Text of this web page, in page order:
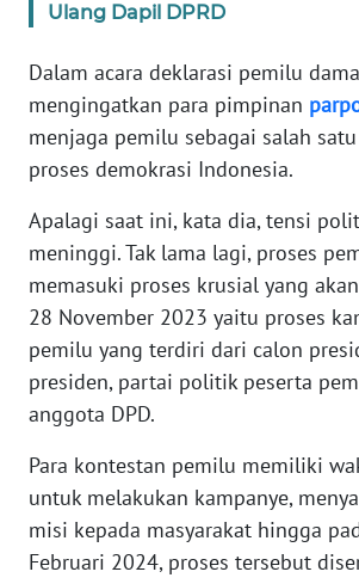
Ulang Dapil DPRD
Dalam acara deklarasi pemilu
mengingatkan para pimpinan
menjaga pemilu sebagai salah
proses demokrasi Indonesia.
Apalagi saat ini, kata dia, tensi
meninggi. Tak lama lagi, proses
memasuki proses krusial yang
28 November 2023 yaitu proses
pemilu yang terdiri dari calon
presiden, partai politik peserta
anggota DPD.
Para kontestan pemilu memiliki
untuk melakukan kampanye,
misi kepada masyarakat hingga
Februari 2024, proses tersebut
WN
WN
BABEL
SUMBAR
WN
SUMSEL
WN
BENGKULU
WN
LAMPUNG